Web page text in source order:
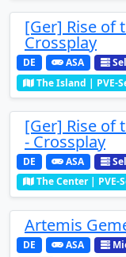
[Ger] Rise of
Crossplay
DE ASA
The Island | PVE-
[Ger] Rise of
- Crossplay
DE ASA
The Center | PVE-
Artemis
DE ASA